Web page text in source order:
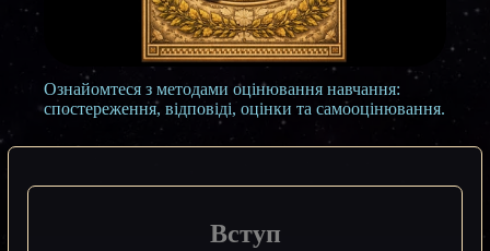
Ознайомтеся з методами оцінювання навчання:
спостереження, відповіді, оцінки та самооцінювання.
Вступ